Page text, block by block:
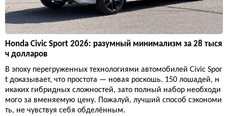
Honda Civic Sport 2026: разумный минимализм за 28 тыся
ч долларов
В эпоху перегруженных технологиями автомобилей Civic Spor
t доказывает, что простота — новая роскошь. 150 лошадей, н
икаких гибридных сложностей, зато полный набор необходи
мого за вменяемую цену. Пожалуй, лучший способ сэкономи
ть, не чувствуя себя обделённым.